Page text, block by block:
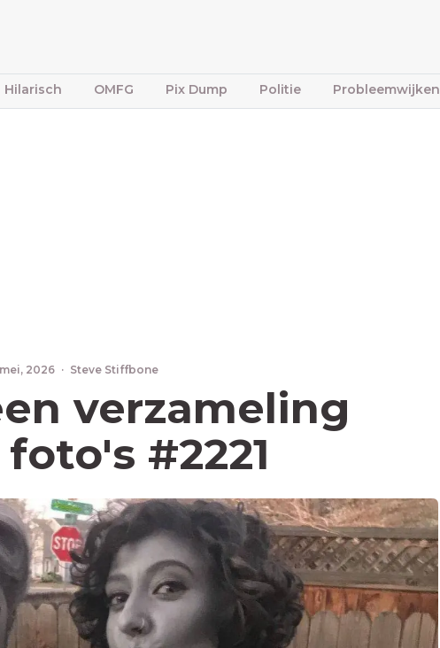
Hilarisch OMFG Pix Dump Politie Probleemwijken
mei, 2026 · Steve Stiffbone
verzameling
#2221